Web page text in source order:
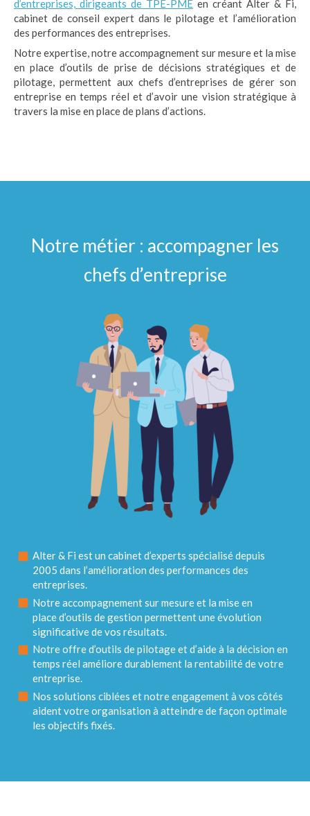
d’entreprises, dirigeants de TPE-PME en créant Alter & Fi,
cabinet de conseil expert dans le pilotage et l’amélioration
des performances des entreprises.
Notre expertise, notre accompagnement sur mesure et la mise
en place d’outils de prise de décisions stratégiques et de
pilotage, permettent aux chefs d’entreprises de gérer son
entreprise en temps réel et d’avoir une vision stratégique à
travers la mise en place de plans d’actions.
Notre métier : accompagner les
chefs d’entreprise
Alter & Fi est un cabinet d’experts spécialisé depuis
2005 dans l’amélioration des performances des
entreprises.
Notre accompagnement sur mesure et la mise en
place d’outils de gestion permettent une évolution
significative de vos résultats.
Notre offre d’outils de pilotage et d’aide à la décision en
temps réel améliore durablement la rentabilité de votre
entreprise.
Nos solutions ciblées et notre engagement à vos côtés
aident votre organisation à atteindre de façon optimale
les objectifs fixés.